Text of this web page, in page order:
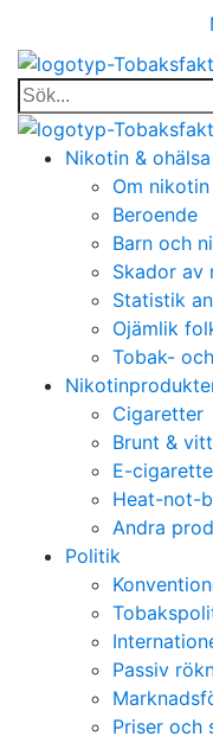
Nikotin & ohälsa
Om nikotin
Beroende
Barn och
Skador av
Statistik
Ojämlik
Tobak-
Cigaretter
Brunt &
E-
Heat-not-
Andra
Politik
Passiv
Priser och